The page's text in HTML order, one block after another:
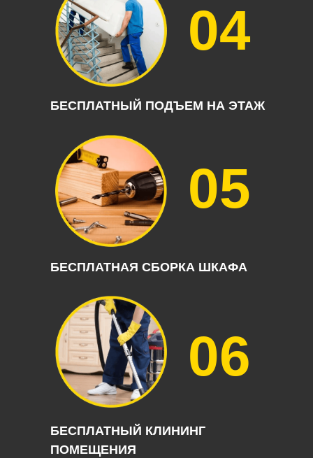
БЕСПЛАТНЫЙ ПОДЪЕМ НА ЭТАЖ
04
БЕСПЛАТНАЯ СБОРКА ШКАФА
05
БЕСПЛАТНЫЙ КЛИНИНГ
ПОМЕЩЕНИЯ
06